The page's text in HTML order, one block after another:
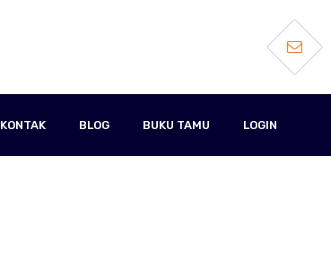
KONTAK BLOG BUKU TAMU LOGIN